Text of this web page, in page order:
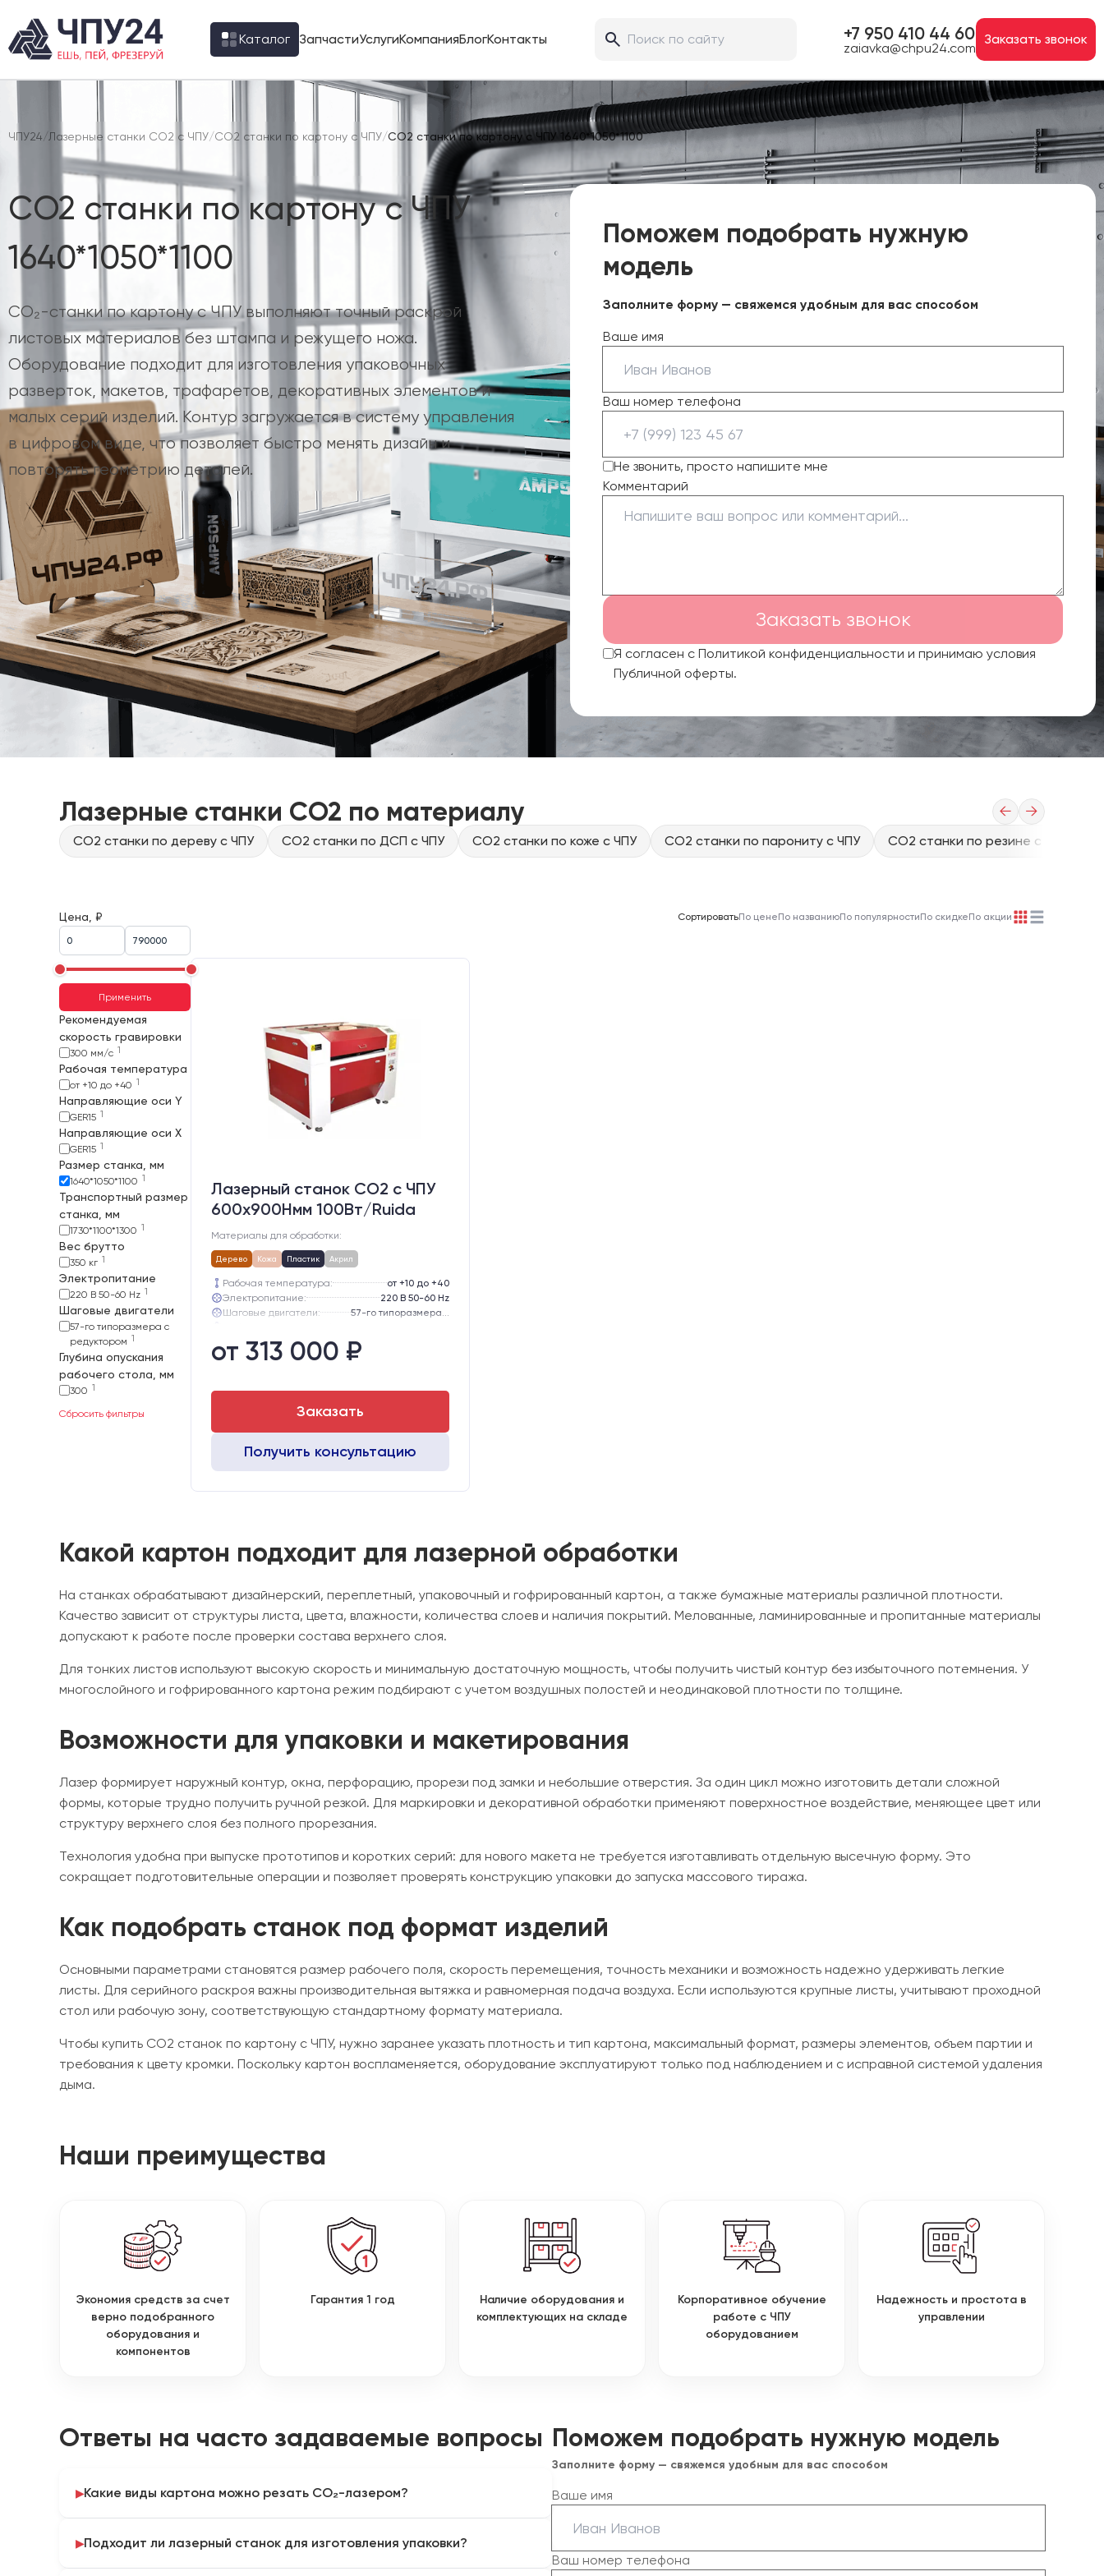
Каталог ЗапчастиУслугиКомпанияБлогКонтакты +7 950 410 44 60
zaiavka@chpu24.com
Заказать звонок
ЧПУ24/Лазерные станки CO2 с ЧПУ/CO2 станки по картону с ЧПУ/CO2 станки по картону с ЧПУ 1640*1050*1100
CO2 станки по картону с ЧПУ
1640*1050*1100
CO₂-станки по картону с ЧПУ выполняют точный раскрой
листовых материалов без штампа и режущего ножа.
Оборудование подходит для изготовления упаковочных
разверток, макетов, трафаретов, декоративных элементов и
малых серий изделий. Контур загружается в систему управления
в цифровом виде, что позволяет быстро менять дизайн и
повторять геометрию деталей.
Поможем подобрать нужную
модель
Заполните форму — свяжемся удобным для вас способом
Ваше имя
Ваш номер телефона
Не звонить, просто напишите мне
Комментарий
Заказать звонок
Я согласен с Политикой конфиденциальности и принимаю условия
Публичной оферты.
Лазерные станки CO2 по материалу ← →
CO2 станки по дереву с ЧПУ CO2 станки по ДСП с ЧПУ CO2 станки по коже с ЧПУ CO2 станки по парониту с ЧПУ CO2 станки по резине с ЧПУ
Цена, ₽
Применить
Рекомендуемая
скорость гравировки
300 мм/с 1
Рабочая температура
от +10 до +40 1
Направляющие оси Y
GER15 1
Направляющие оси Х
GER15 1
Размер станка, мм
1640*1050*1100 1
Транспортный размер
станка, мм
1730*1100*1300 1
Вес брутто
350 кг 1
Электропитание
220 В 50-60 Hz 1
Шаговые двигатели
57-го типоразмера с
редуктором 1
Глубина опускания
рабочего стола, мм
300 1
Сбросить фильтры
СортироватьПо ценеПо названиюПо популярностиПо скидкеПо акции
Лазерный станок CO2 c ЧПУ
600х900Hмм 100Вт/Ruida
Материалы для обработки:
Дерево Кожа Пластик Акрил
Рабочая температура:
от +10 до +40
Электропитание:
220 В 50-60 Hz
Шаговые двигатели:
Направляющие оси Y:
Направляющие оси Х:
от 313 000 ₽
Заказать
Получить консультацию
Какой картон подходит для лазерной обработки
На станках обрабатывают дизайнерский, переплетный, упаковочный и гофрированный картон, а также бумажные материалы различной плотности.
Качество зависит от структуры листа, цвета, влажности, количества слоев и наличия покрытий. Мелованные, ламинированные и пропитанные материалы
допускают к работе после проверки состава верхнего слоя.
Для тонких листов используют высокую скорость и минимальную достаточную мощность, чтобы получить чистый контур без избыточного потемнения. У
многослойного и гофрированного картона режим подбирают с учетом воздушных полостей и неодинаковой плотности по толщине.
Возможности для упаковки и макетирования
Лазер формирует наружный контур, окна, перфорацию, прорези под замки и небольшие отверстия. За один цикл можно изготовить детали сложной
формы, которые трудно получить ручной резкой. Для маркировки и декоративной обработки применяют поверхностное воздействие, меняющее цвет или
структуру верхнего слоя без полного прорезания.
Технология удобна при выпуске прототипов и коротких серий: для нового макета не требуется изготавливать отдельную высечную форму. Это
сокращает подготовительные операции и позволяет проверять конструкцию упаковки до запуска массового тиража.
Как подобрать станок под формат изделий
Основными параметрами становятся размер рабочего поля, скорость перемещения, точность механики и возможность надежно удерживать легкие
листы. Для серийного раскроя важны производительная вытяжка и равномерная подача воздуха. Если используются крупные листы, учитывают проходной
стол или рабочую зону, соответствующую стандартному формату материала.
Чтобы купить CO2 станок по картону с ЧПУ, нужно заранее указать плотность и тип картона, максимальный формат, размеры элементов, объем партии и
требования к цвету кромки. Поскольку картон воспламеняется, оборудование эксплуатируют только под наблюдением и с исправной системой удаления
дыма.
Наши преимущества
Экономия средств за счет
верно подобранного
оборудования и
компонентов
Гарантия 1 год
Наличие оборудования и
комплектующих на складе
Корпоративное обучение
работе с ЧПУ
оборудованием
Надежность и простота в
управлении
Ответы на часто задаваемые вопросы
Какие виды картона можно резать CO₂-лазером?
гофрированного картона. Для ламинированных, окрашенных и многослойных
Подходит ли лазерный станок для изготовления упаковки?
Поможем подобрать нужную модель
Заполните форму — свяжемся удобным для вас способом
Ваше имя
Ваш номер телефона